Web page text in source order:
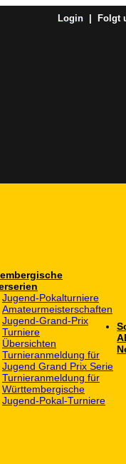
Login | Folgt
Jugend-Pokalturniere
Amateurmeisterschaften
Jugend-Grand-Prix
Turniere
Übersichten
Turnieranmeldung für
Jugend Grand Prix Serie
Turnieranmeldung für
Württembergische
Jugend-Pokal-Turniere